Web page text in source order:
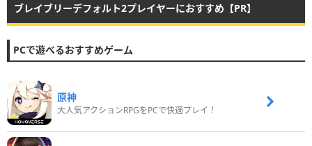
ブレイブリーデフォルト2プレイヤーにおすすめ【PR】
PCで遊べるおすすめゲーム
原神
大人気アクションRPGをPCで快適プレイ！